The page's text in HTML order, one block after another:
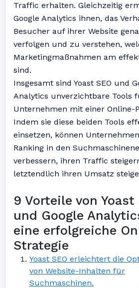
Traffic erhalten. Gleichzeitig
Google Analytics ihnen, das
Besucher auf ihrer Website
verfolgen und zu verstehen,
Marketingmaßnahmen am
sind.
Insgesamt sind Yoast SEO und
Analytics unverzichtbare Tools
Unternehmen mit einer Online-
Indem sie diese beiden Tools
einsetzen, können
Ranking in den
verbessern, ihren Traffic
letztendlich ihren Umsatz
9 Vorteile von Yoast
und Google
eine erfolgreiche
Strategie
Yoast SEO erleichtert die
von Website-Inhalten für
Suchmaschinen.